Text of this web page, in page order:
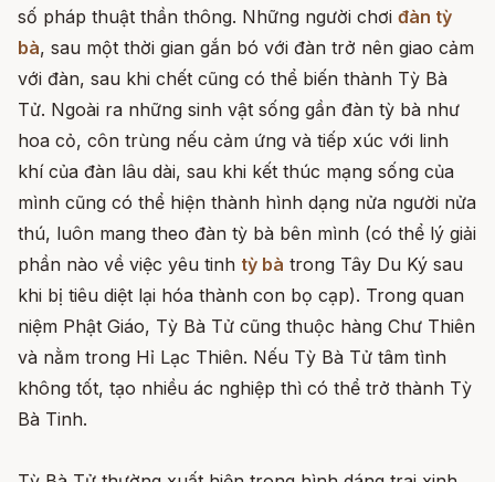
số pháp thuật thần thông. Những người chơi đàn tỳ
bà, sau một thời gian gắn bó với đàn trở nên giao cảm
với đàn, sau khi chết cũng có thể biến thành Tỳ Bà
Tử. Ngoài ra những sinh vật sống gần đàn tỳ bà như
hoa cỏ, côn trùng nếu cảm ứng và tiếp xúc với linh
khí của đàn lâu dài, sau khi kết thúc mạng sống của
mình cũng có thể hiện thành hình dạng nửa người nửa
thú, luôn mang theo đàn tỳ bà bên mình (có thể lý giải
phần nào về việc yêu tinh tỳ bà trong Tây Du Ký sau
khi bị tiêu diệt lại hóa thành con bọ cạp). Trong quan
niệm Phật Giáo, Tỳ Bà Tử cũng thuộc hàng Chư Thiên
và nằm trong Hỉ Lạc Thiên. Nếu Tỳ Bà Tử tâm tình
không tốt, tạo nhiều ác nghiệp thì có thể trở thành Tỳ
Bà Tinh.